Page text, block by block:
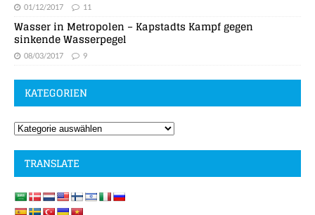
01/12/2017 11
Wasser in Metropolen – Kapstadts Kampf gegen
sinkende Wasserpegel
08/03/2017 9
KATEGORIEN
TRANSLATE